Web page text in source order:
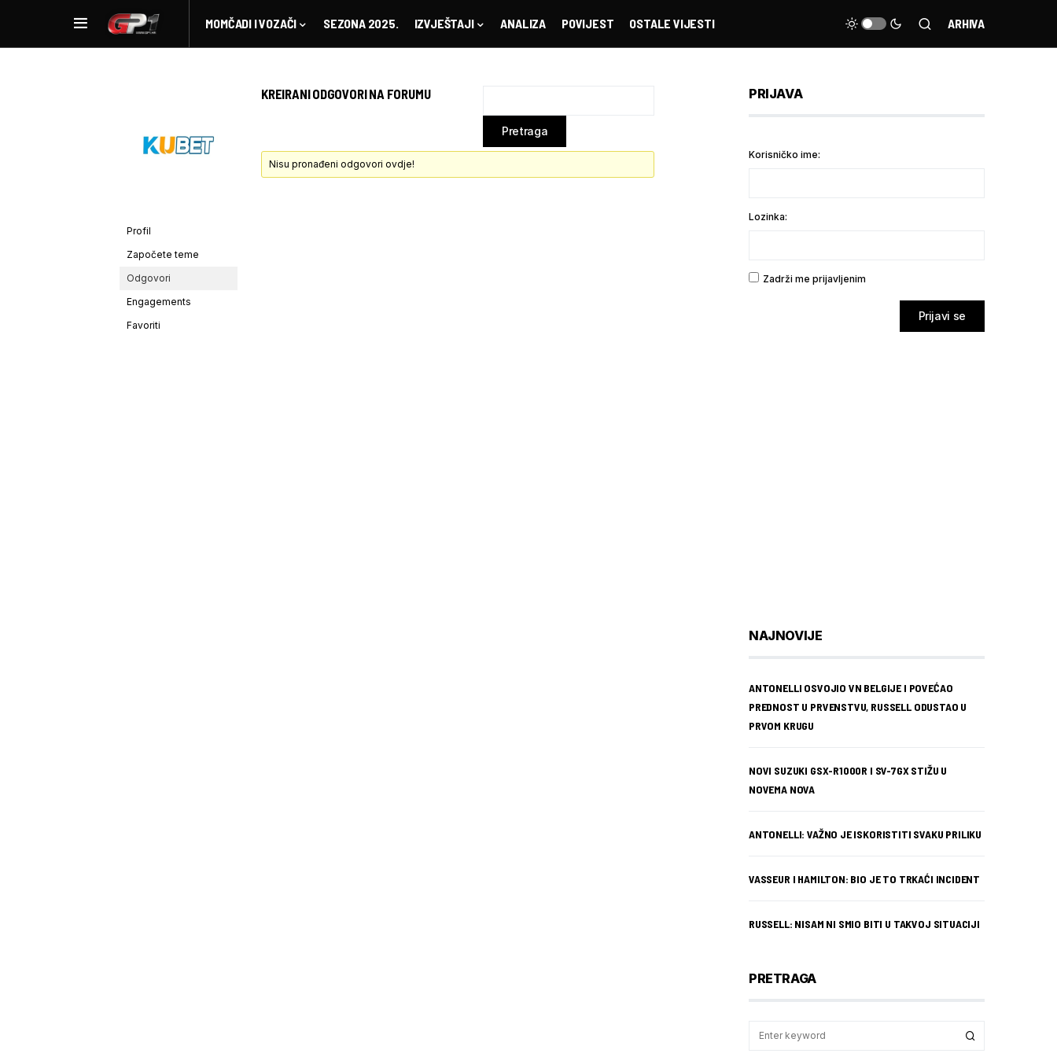
MOMČADI I VOZAČI SEZONA 2025. IZVJEŠTAJI ANALIZA POVIJEST OSTALE VIJESTI ARHIVA
Profil
Započete teme
Odgovori
Engagements
Favoriti
KREIRANI ODGOVORI NA FORUMU
Nisu pronađeni odgovori ovdje!
PRIJAVA
Korisničko ime:
Lozinka:
Zadrži me prijavljenim
Prijavi se
NAJNOVIJE
ANTONELLI OSVOJIO VN BELGIJE I POVEĆAO
PREDNOST U PRVENSTVU, RUSSELL ODUSTAO U
PRVOM KRUGU
NOVI SUZUKI GSX-R1000R I SV-7GX STIŽU U
NOVEMA NOVA
ANTONELLI: VAŽNO JE ISKORISTITI SVAKU PRILIKU
VASSEUR I HAMILTON: BIO JE TO TRKAĆI INCIDENT
RUSSELL: NISAM NI SMIO BITI U TAKVOJ SITUACIJI
PRETRAGA